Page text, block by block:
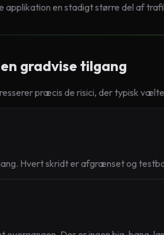
applikation en stadigt større del af
gradvise tilgang
præcis de risici, der typisk
Hvert skridt er afgrænset og